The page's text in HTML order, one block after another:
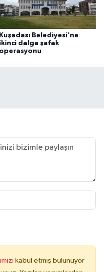
Kuşadası Belediyesi'ne
ikinci dalga şafak
operasyonu
kabul etmiş bulunuyor